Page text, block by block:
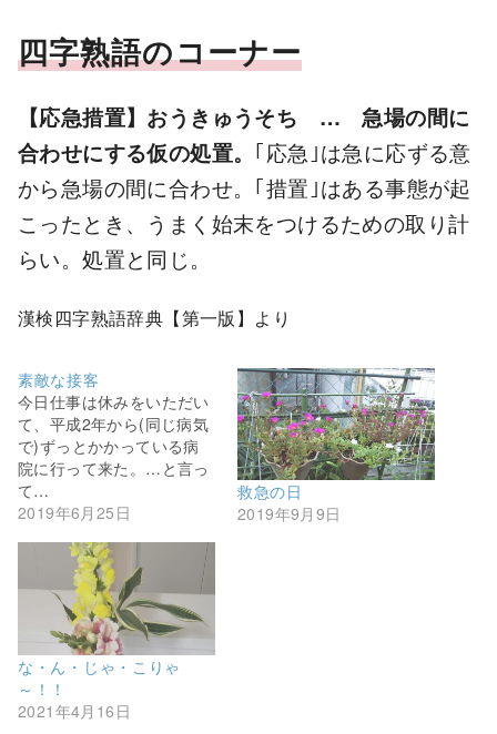
四字熟語のコーナー
【応急措置】おうきゅうそち … 急場の間に
合わせにする仮の処置。 ｢応急｣は急に応ずる意
から急場の間に合わせ。｢措置｣はある事態が起
こったとき、うまく始末をつけるための取り計
らい。処置と同じ。
漢検四字熟語辞典【第一版】より
素敵な接客
今日仕事は休みをいただい
て、平成2年から(同じ病気
で)ずっとかかっている病
院に行って来た。…と言っ
て…
2019年6月25日
救急の日
2019年9月9日
な・ん・じゃ・こりゃ
～！！
2021年4月16日